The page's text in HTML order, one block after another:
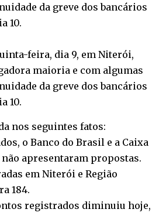
da greve dos bancários
10.
feira, dia 9, em Niterói,
maioria e com algumas
da greve dos bancários
10.
nos seguintes fatos:
o Banco do Brasil e a Caixa
apresentaram propostas.
em Niterói e Região
184.
registrados diminuiu hoje,